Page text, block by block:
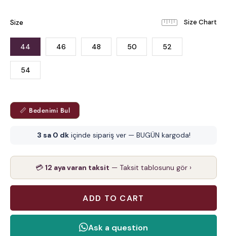
Size
44 46 48 50 52
54
📏 Bedenimi Bul
3 sa 0 dkiçinde sipariş ver — BUGÜN kargoda!
💳 12 aya varan taksit — Taksit tablosunu gör ›